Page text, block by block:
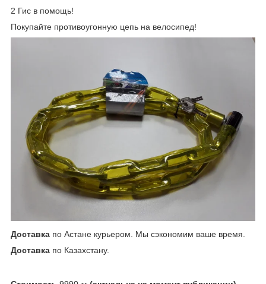
2 Гис в помощь!
Покупайте противоугонную цепь на велосипед!
Доставка по Астане курьером. Мы сэкономим ваше время.
Доставка по Казахстану.